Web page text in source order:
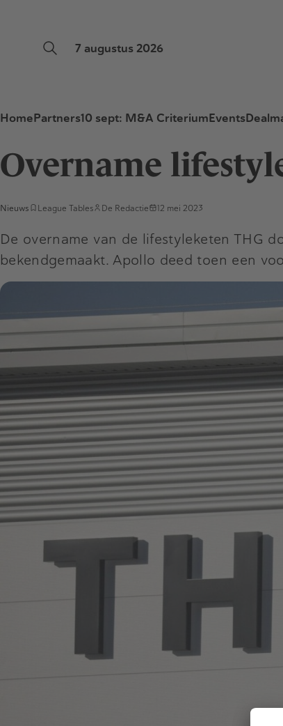
7 augustus 2026
HomePartners10 sept: M&A CriteriumEvents
Overname
Nieuws League Tables De Redactie 12 mei 2023
De overname van de lifestyleketen THG
bekendgemaakt. Apollo deed toen een